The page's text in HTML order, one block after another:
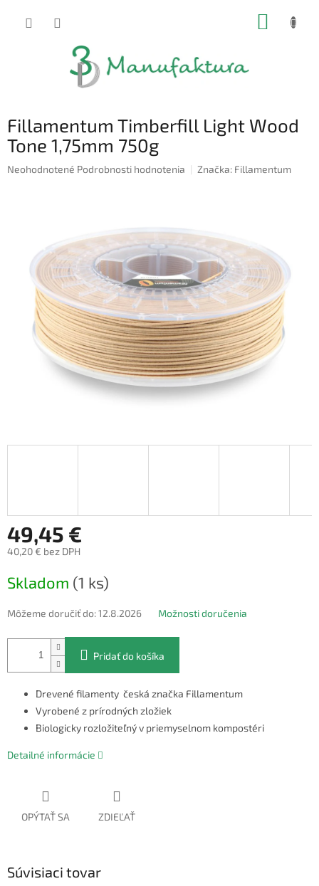
Fillamentum Timberfill Light Wood
Tone 1,75mm 750g
Priemerné
hviezdičiek.
Neohodnotené Podrobnosti hodnotenia Značka: Fillamentum
49,45 €
40,20 € bez DPH
cena:
Skladom (1 ks)
Môžeme doručiť do:12.8.2026 Možnosti doručenia
Pridať do košíka
Drevené filamenty česká značka Fillamentum
Vyrobené z prírodných zložiek
Biologicky rozložiteľný v priemyselnom kompostéri
Detailné informácie
OPÝTAŤ SA ZDIEĽAŤ
Súvisiaci tovar